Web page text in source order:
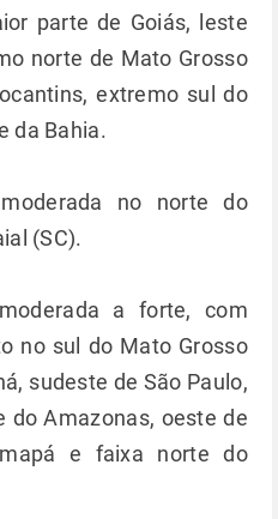
parte de Goiás, leste
norte de Mato Grosso
extremo sul do
da Bahia.
no norte do
(SC).
a forte, com
no sul do Mato Grosso
sudeste de São Paulo,
do Amazonas, oeste de
e faixa norte do